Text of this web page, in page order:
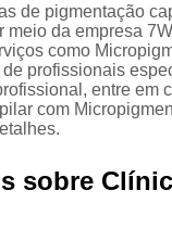
de pigmentação
meio da empresa
como
profissionais
entre em
com
sobre